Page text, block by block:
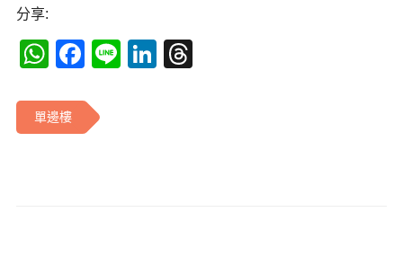
分享:
WhatsApp
Facebook
LineLinkedIn
單邊樓